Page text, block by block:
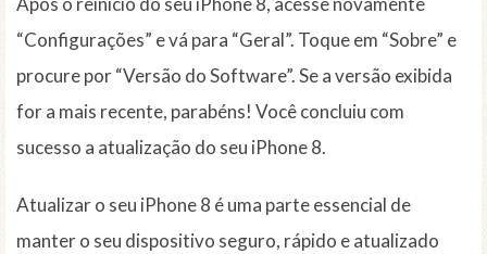
“Configurações” e vá para “Geral”. Toque em “Sobre” e
procure por “Versão do Software”. Se a versão exibida
for a mais recente, parabéns! Você concluiu com
sucesso a atualização do seu iPhone 8.
Atualizar o seu iPhone 8 é uma parte essencial de
manter o seu dispositivo seguro, rápido e atualizado